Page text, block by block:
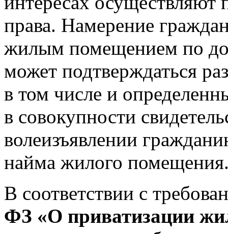
права. Намерение
жилым помещением по
может подтверждаться
в том числе и
в совокупности
волеизъявлении
найма жилого
В соответствии с
ФЗ «О приватизации